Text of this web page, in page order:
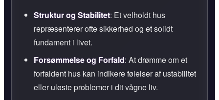
Struktur og Stabilitet: Et velholdt hus
repræsenterer ofte sikkerhed og et solidt
fundament i livet.
Forsømmelse og Forfald: At drømme om et
forfaldent hus kan indikere følelser af ustabilitet
eller uløste problemer i dit vågne liv.